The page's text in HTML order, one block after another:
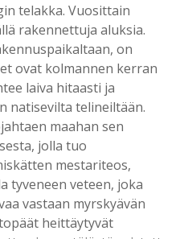
telakka. Vuosittain
rakennettuja aluksia.
on
ovat kolmannen kerran
laiva hitaasti ja
natisevilta telineiltään.
maahan sen
jolla tuo
mestariteos,
tyveneen veteen, joka
vastaan myrskyävän
heittäytyvät